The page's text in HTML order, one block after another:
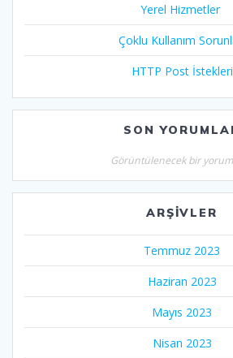
Yerel Hizmetler
Çoklu Kullanım
HTTP Post İstekleri
SON
Görüntülenecek bir
ARŞIVLER
Temmuz 2023
Haziran 2023
Mayıs 2023
Nisan 2023